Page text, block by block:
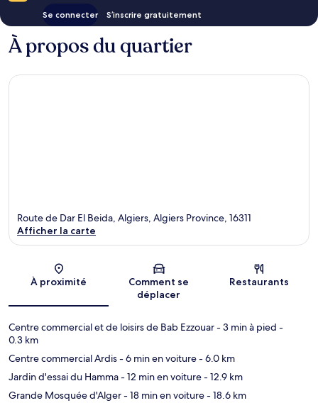
Se connecter S’inscrire gratuitement
À propos du quartier
Carte
Route de Dar El Beida, Algiers, Algiers Province, 16311
Afficher la carte
À proximité
Comment se
déplacer
Restaurants
Centre commercial et de loisirs de Bab Ezzouar- 3 min à pied -
0.3 km
Centre commercial Ardis- 6 min en voiture- 6.0 km
Jardin d'essai du Hamma- 12 min en voiture- 12.9 km
Grande Mosquée d'Alger- 18 min en voiture- 18.6 km